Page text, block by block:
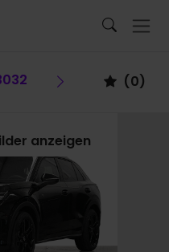
Fahrzeug Vorheriges
(0)
anzeigen